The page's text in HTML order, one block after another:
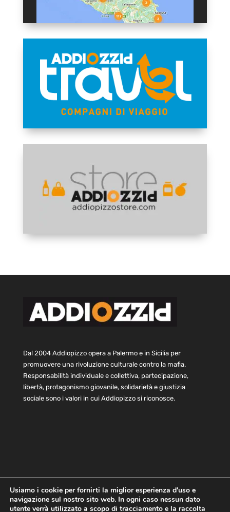
Dal 2004 Addiopizzo opera a Palermo e in Sicilia per
promuovere una rivoluzione culturale contro la mafia.
Responsabilità individuale e collettiva, partecipazione,
libertà, protagonismo giovanile, solidarietà e giustizia
sociale sono i valori in cui Addiopizzo si riconosce.
Home Statuto e bilancio
Contatti
Usiamo i cookie per fornirti la miglior esperienza d'uso e
navigazione sul nostro sito web. In ogni caso nessun dato
utente verrà utilizzato a scopo di tracciamento e la raccolta